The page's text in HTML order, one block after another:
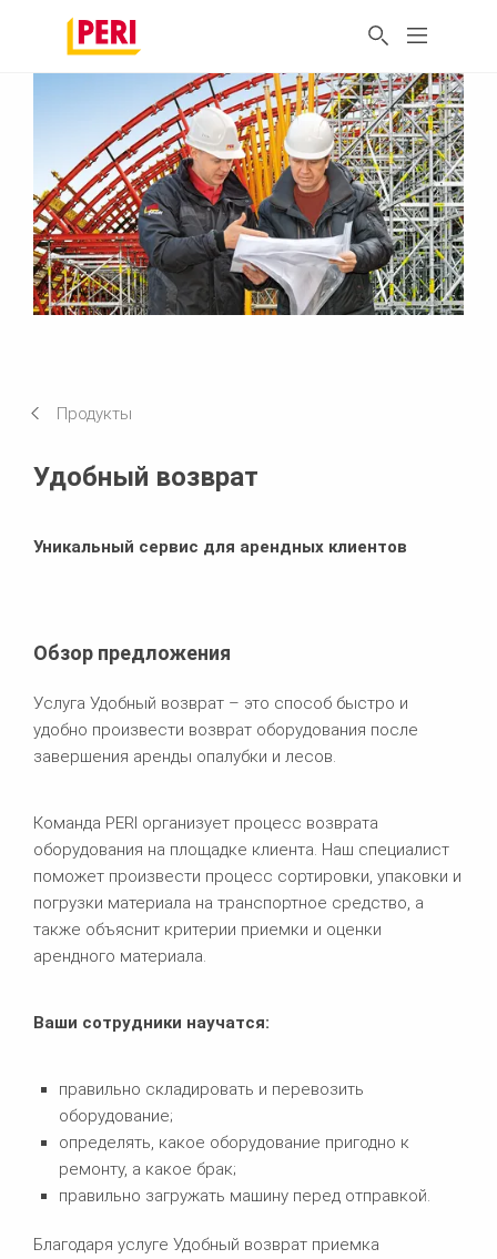
Продукты
Удобный возврат
Уникальный сервис для арендных клиентов
Обзор предложения
Услуга Удобный возврат – это способ быстро и
удобно произвести возврат оборудования после
завершения аренды опалубки и лесов.
Команда PERI организует процесс возврата
оборудования на площадке клиента. Наш специалист
поможет произвести процесс сортировки, упаковки и
погрузки материала на транспортное средство, а
также объяснит критерии приемки и оценки
арендного материала.
Ваши сотрудники научатся:
правильно складировать и перевозить
оборудование;
определять, какое оборудование пригодно к
ремонту, а какое брак;
правильно загружать машину перед отправкой.
Благодаря услуге Удобный возврат приемка